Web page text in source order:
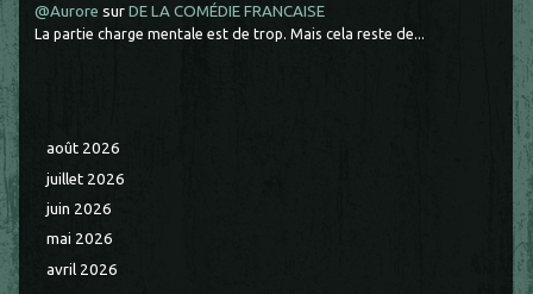
@Aurore surDE LA COMÉDIE FRANCAISE
La partie charge mentale est de trop. Mais cela reste de...
août 2026
juillet 2026
juin 2026
mai 2026
avril 2026